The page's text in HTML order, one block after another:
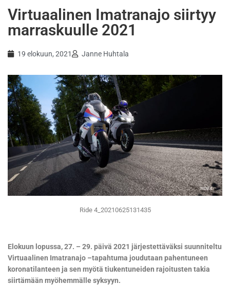
Virtuaalinen Imatranajo siirtyy
marraskuulle 2021
19 elokuun, 2021 Janne Huhtala
Ride 4_20210625131435
Elokuun lopussa, 27. – 29. päivä 2021 järjestettäväksi suunniteltu
Virtuaalinen Imatranajo –tapahtuma joudutaan pahentuneen
koronatilanteen ja sen myötä tiukentuneiden rajoitusten takia
siirtämään myöhemmälle syksyyn.